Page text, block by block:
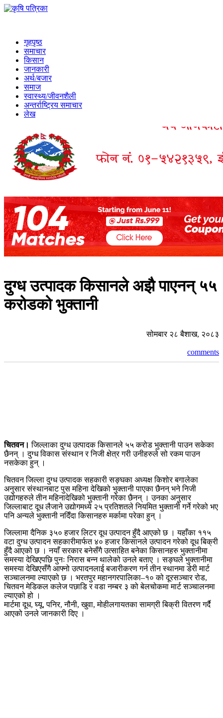
गृहपृष्ठ
समाचार
किसान
जानकारी
अर्थ/बजार
समाज
स्वास्थ्य/जीवनशैली
अन्तर्राष्ट्रिय समाचार
लेख
दुग्ध उत्पादक किसानले अझै पाएनन् ५५
करोडको भुक्तानी
सोमबार २८ बैशाख, २०८३
comments
चितवन। जिल्लाका दुग्ध उत्पादक किसानले ५५ करोड भुक्तानी पाउन सकेका
छैनन् । दुग्ध विकास संस्थान र निजी क्षेत्र गरी उनीहरुले सो रकम पाउन
नसकेका हुन् ।
चितवन जिल्ला दुग्ध उत्पादक सहकारी सङ्घका अध्यक्ष किशोर बगालेका
अनुसार संस्थानबाट पुस महिना देखिको भुक्तानी पाएका छैनन् भने निजी
उद्योगहरुले तीन महिनादेखिको भुक्तानी गरेका छैनन् । उनका अनुसार
जिल्लाबाट दूध लैजाने उद्योगमध्ये २५ प्रतिशतले नियमित भुक्तानी गर्ने गरेको भए
पनि अन्यले भुक्तानी नदिँदा किसानहरु मर्कामा परेका हुन् ।
जिल्लामा दैनिक ३५० हजार लिटर दूध उत्पादन हुँदै आएको छ । यहाँका ११५
वटा दुग्ध उत्पादन सहकारीमार्फत ४० हजार किसानले उत्पादन गरेको दूध बिक्री
हुँदै आएको छ । नयाँ सरकार बनेसँगै उत्साहित बनेका किसानहरु भुक्तानीमा
समस्या देखिएपछि पुनः निरास बन्न थालेको उनले बताए । सङ्घले भुक्तानीमा
समस्या देखिएसँगै आफ्नो उत्पादनलाई बजारीकरण गर्न तीन स्थानमा डेरी मार्ट
सञ्चालनमा ल्याएको छ । भरतपुर महानगरपालिका–१० को दूरसञ्चार रोड,
चितवन मेडिकल कलेज पछाडि र वडा नम्बर ३ को बेलचोकमा मार्ट सञ्चालनमा
ल्याएको हो ।
मार्टमा दूध, घ्यू, पनिर, नौनी, खुवा, मोहीलगायतका सामग्री बिक्री वितरण गर्दै
आएको उनले जानकारी दिए ।